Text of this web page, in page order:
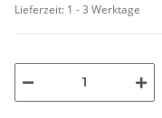
Lieferzeit: 1 - 3 Werktage